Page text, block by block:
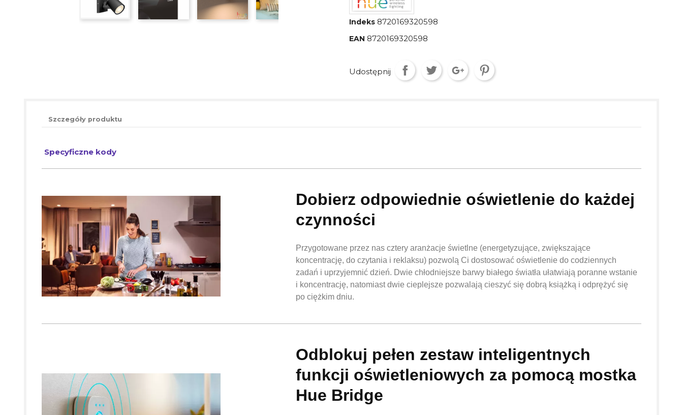
Indeks 8720169320598
EAN 8720169320598
Udostępnij
Szczegóły produktu
Specyficzne kody
Dobierz odpowiednie oświetlenie do każdej
czynności
Przygotowane przez nas cztery aranżacje świetlne (energetyzujące, zwiększające
koncentrację, do czytania i reklaksu) pozwolą Ci dostosować oświetlenie do codziennych
zadań i uprzyjemnić dzień. Dwie chłodniejsze barwy białego światła ułatwiają poranne wstanie
i koncentrację, natomiast dwie cieplejsze pozwalają cieszyć się dobrą książką i odprężyć się
po ciężkim dniu.
Odblokuj pełen zestaw inteligentnych
funkcji oświetleniowych za pomocą mostka
Hue Bridge